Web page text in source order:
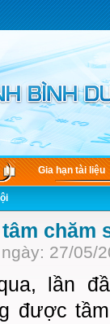
Gia hạn tài liệu
tâm chăm
27/05/
lần
được